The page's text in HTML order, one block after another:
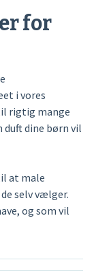
for
i vores
rigtig mange
dine børn vil
at male
selv vælger.
og som vil